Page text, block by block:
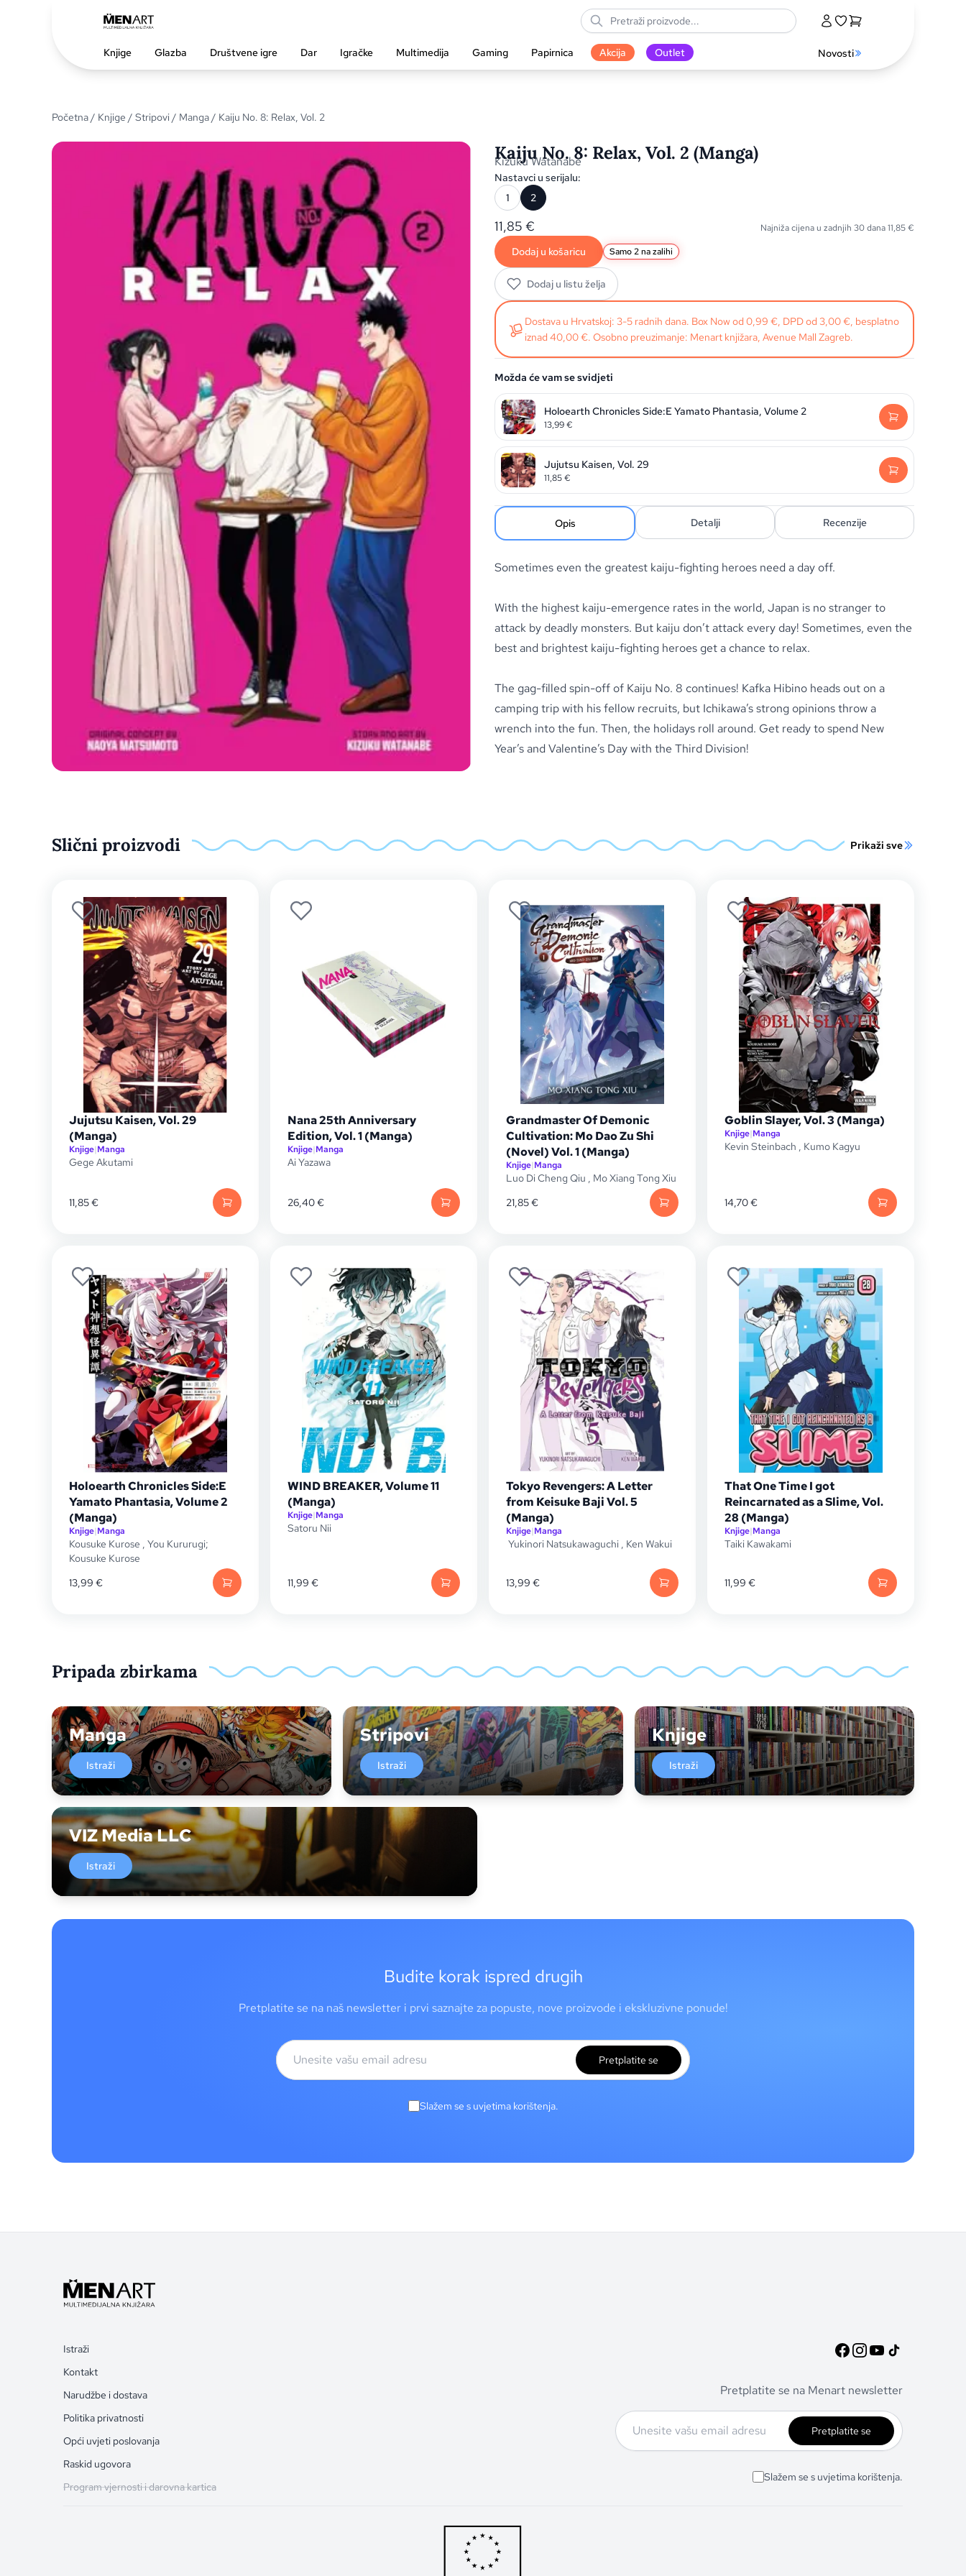
Knjige Glazba Društvene igre Dar Igračke Multimedija Gaming Papirnica Akcija Outlet Novosti
Početna/ Knjige / Stripovi/ Manga/ Kaiju No. 8: Relax, Vol. 2
Kaiju No. 8: Relax, Vol. 2 (Manga)
Kizuku Watanabe
Nastavci u serijalu:
1
2
11,85 € Najniža cijena u zadnjih 30 dana11,85€
Dodaj u košaricu Samo 2 na zalihi
Dodaj u listu želja
Dostava u Hrvatskoj: 3-5 radnih dana. Box Now od 0,99 €, DPD od 3,00 €, besplatno
iznad 40,00 €. Osobno preuzimanje: Menart knjižara, Avenue Mall Zagreb.
Možda će vam se svidjeti
Holoearth Chronicles Side:E Yamato Phantasia, Volume 2
13,99€
Jujutsu Kaisen, Vol. 29
11,85€
Opis Detalji Recenzije
Sometimes even the greatest kaiju-fighting heroes need a day off.
With the highest kaiju-emergence rates in the world, Japan is no stranger to
attack by deadly monsters. But kaiju don’t attack every day! Sometimes, even the
best and brightest kaiju-fighting heroes get a chance to relax.
The gag-filled spin-off of Kaiju No. 8 continues! Kafka Hibino heads out on a
camping trip with his fellow recruits, but Ichikawa’s strong opinions throw a
wrench into the fun. Then, the holidays roll around. Get ready to spend New
Year’s and Valentine’s Day with the Third Division!
Slični proizvodi Prikaži sve
Jujutsu Kaisen, Vol. 29
(Manga)
Knjige|Manga
Gege Akutami
11,85€
Nana 25th Anniversary
Edition, Vol. 1 (Manga)
Knjige|Manga
Ai Yazawa
26,40€
Grandmaster Of Demonic
Cultivation: Mo Dao Zu Shi
(Novel) Vol. 1 (Manga)
Knjige|Manga
Luo Di Cheng Qiu , Mo Xiang Tong Xiu
21,85€
Goblin Slayer, Vol. 3 (Manga)
Knjige|Manga
Kevin Steinbach , Kumo Kagyu
14,70€
Holoearth Chronicles Side:E
Yamato Phantasia, Volume 2
(Manga)
Knjige|Manga
Kousuke Kurose , You Kururugi;
Kousuke Kurose
13,99 €
WIND BREAKER, Volume 11
(Manga)
Knjige|Manga
Satoru Nii
11,99 €
Tokyo Revengers: A Letter
from Keisuke Baji Vol. 5
(Manga)
Knjige|Manga
Yukinori Natsukawaguchi , Ken Wakui
13,99 €
That One Time I got
Reincarnated as a Slime, Vol.
28 (Manga)
Knjige|Manga
Taiki Kawakami
11,99 €
Pripada zbirkama
Manga
Istraži
Stripovi
Istraži
Knjige
Istraži
VIZ Media LLC
Istraži
Budite korak ispred drugih
Pretplatite se na naš newsletter i prvi saznajte za popuste, nove proizvode i ekskluzivne ponude!
Pretplatite se
Slažem se s uvjetima korištenja.
Istraži
Kontakt
Narudžbe i dostava
Politika privatnosti
Opći uvjeti poslovanja
Raskid ugovora
Program vjernosti i darovna kartica
Pretplatite se na Menart newsletter
Pretplatite se
Slažem se s uvjetima korištenja.